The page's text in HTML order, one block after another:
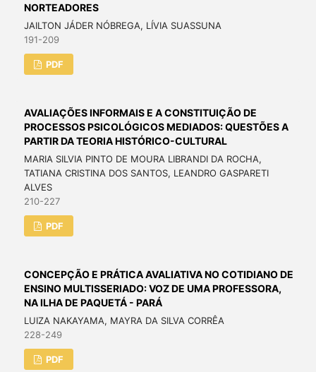
NORTEADORES
JAILTON JÁDER NÓBREGA, LÍVIA SUASSUNA
191-209
PDF
AVALIAÇÕES INFORMAIS E A CONSTITUIÇÃO DE
PROCESSOS PSICOLÓGICOS MEDIADOS: QUESTÕES A
PARTIR DA TEORIA HISTÓRICO-CULTURAL
MARIA SILVIA PINTO DE MOURA LIBRANDI DA ROCHA,
TATIANA CRISTINA DOS SANTOS, LEANDRO GASPARETI
ALVES
210-227
PDF
CONCEPÇÃO E PRÁTICA AVALIATIVA NO COTIDIANO DE
ENSINO MULTISSERIADO: VOZ DE UMA PROFESSORA,
NA ILHA DE PAQUETÁ - PARÁ
LUIZA NAKAYAMA, MAYRA DA SILVA CORRÊA
228-249
PDF